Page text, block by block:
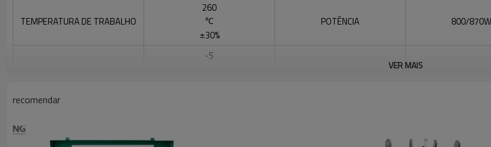
TEMPERATURA DE TRABALHO
260
℃
±30%
POTÊNCIA 800/870W
-5
TAMANHO DA CAIXA
16,5KG
VER MAIS
recomendar